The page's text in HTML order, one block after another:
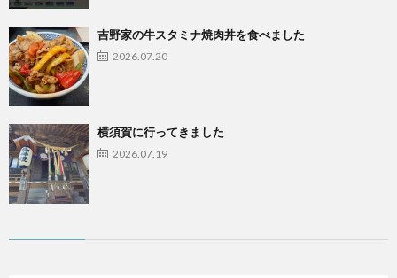
吉野家の牛スタミナ焼肉丼を食べました
2026.07.20
横須賀に行ってきました
2026.07.19